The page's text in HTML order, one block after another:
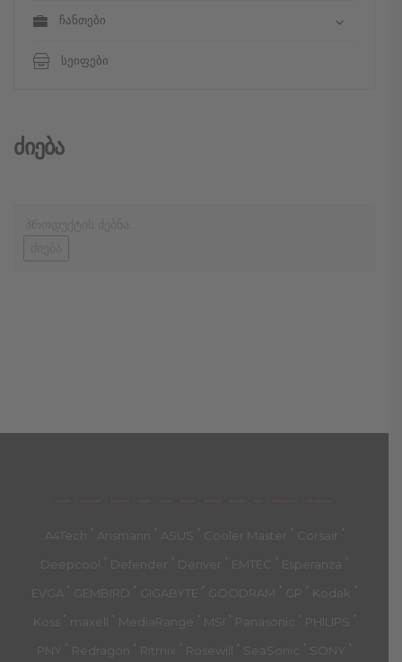
ჩანთები
სეიფები
Ძიება
მთავარი კალათა
A4Tech ' Ansmann ' ASUS ' Cooler Master ' Corsair '
Deepcool ' Defender ' Denver ' EMTEC ' Esperanza '
EVGA ' GEMBIRD ' GIGABYTE ' GOODRAM ' GP ' Kodak '
Koss ' maxell ' MediaRange ' MSI ' Panasonic ' PHILIPS '
PNY ' Redragon ' Ritmix ' Rosewill ' SeaSonic ' SONY '